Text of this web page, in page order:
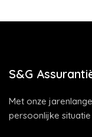
S&G
Met onze
persoonlijke situatie